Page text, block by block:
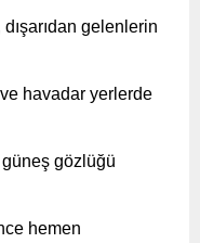
gelenlerin
havadar yerlerde
gözlüğü
hemen